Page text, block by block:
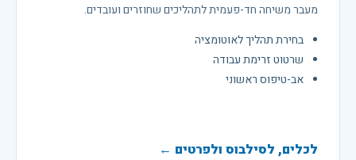
מעבר משיחה חד-פעמית לתהליכים שחוזרים ועובדים.
בחירת תהליך לאוטומציה
שרטוט זרימת עבודה
אב-טיפוס ראשוני
לכלים, לסילבוס ולפרטים ←